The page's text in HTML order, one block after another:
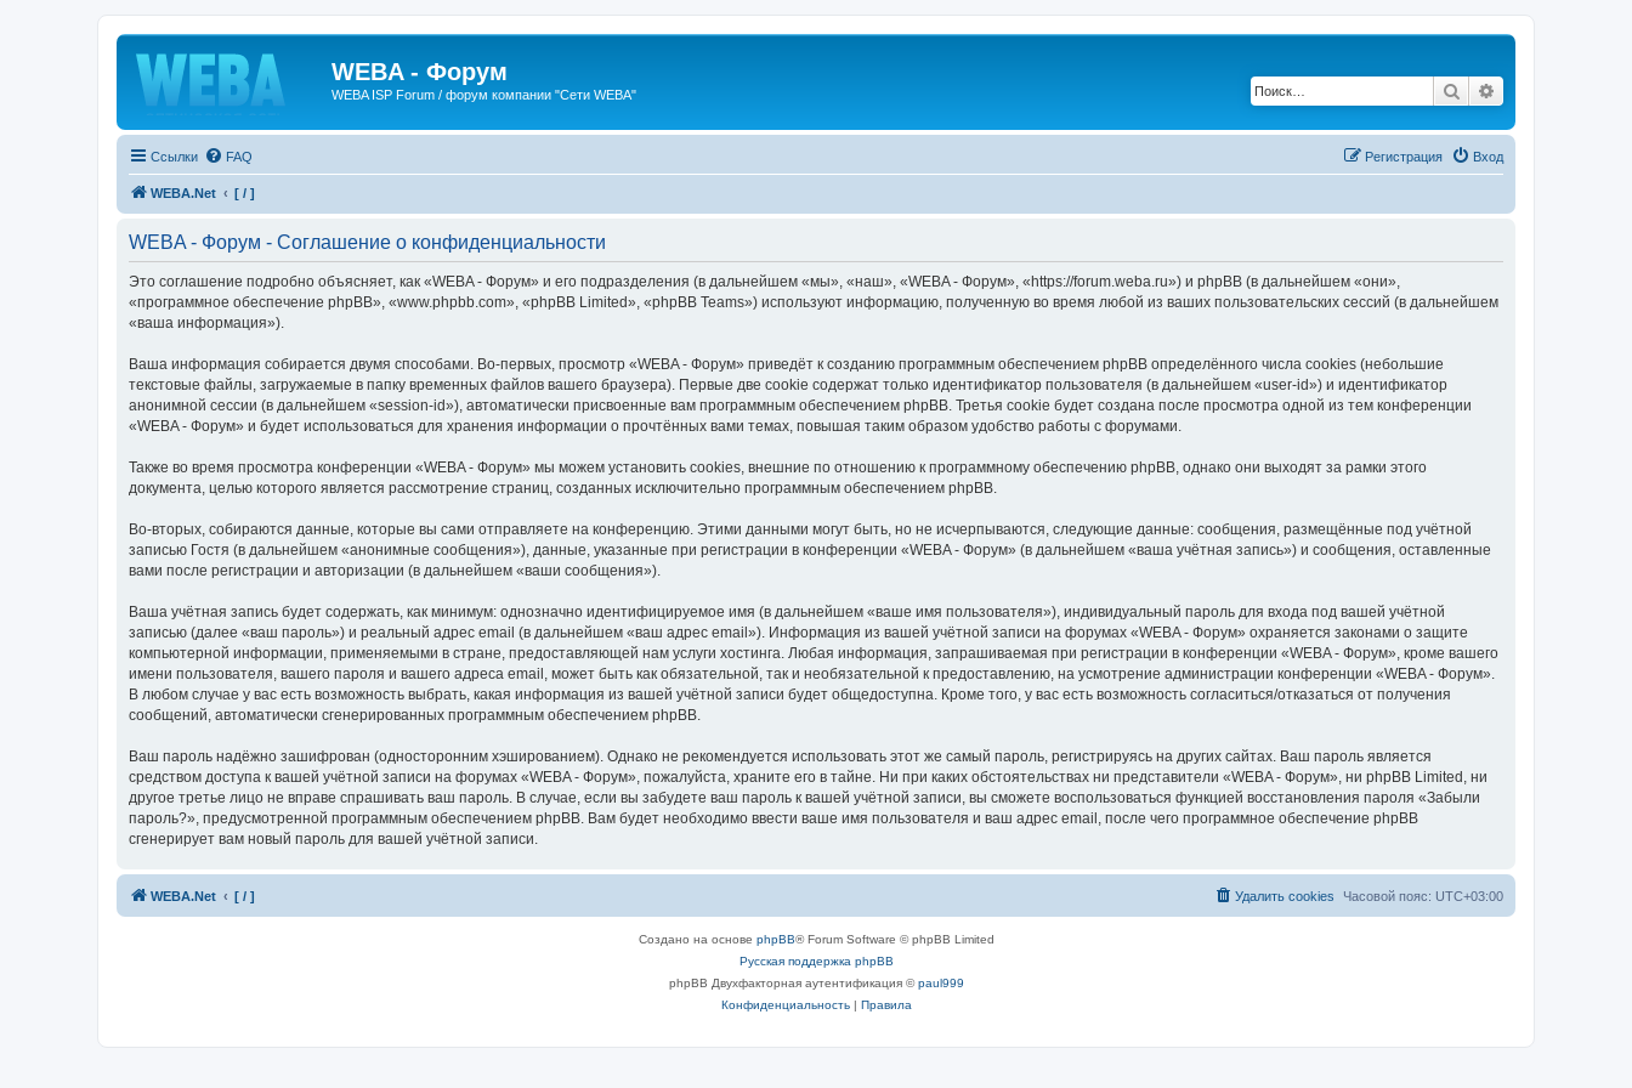
WEBA - Форум
WEBA ISP Forum / форум компании "Сети WEBA" Поиск
Ссылки FAQ Вход
Регистрация
WEBA.Net [ / ]
WEBA - Форум - Соглашение о конфиденциальности
Это соглашение подробно объясняет, как «WEBA - Форум» и его подразделения (в дальнейшем «мы», «наш», «WEBA - Форум», «https://forum.weba.ru») и phpBB (в дальнейшем «они»,
«программное обеспечение phpBB», «www.phpbb.com», «phpBB Limited», «phpBB Teams») используют информацию, полученную во время любой из ваших пользовательских сессий (в дальнейшем
«ваша информация»).
Ваша информация собирается двумя способами. Во-первых, просмотр «WEBA - Форум» приведёт к созданию программным обеспечением phpBB определённого числа cookies (небольшие
текстовые файлы, загружаемые в папку временных файлов вашего браузера). Первые две cookie содержат только идентификатор пользователя (в дальнейшем «user-id») и идентификатор
анонимной сессии (в дальнейшем «session-id»), автоматически присвоенные вам программным обеспечением phpBB. Третья cookie будет создана после просмотра одной из тем конференции
«WEBA - Форум» и будет использоваться для хранения информации о прочтённых вами темах, повышая таким образом удобство работы с форумами.
Также во время просмотра конференции «WEBA - Форум» мы можем установить cookies, внешние по отношению к программному обеспечению phpBB, однако они выходят за рамки этого
документа, целью которого является рассмотрение страниц, созданных исключительно программным обеспечением phpBB.
Во-вторых, собираются данные, которые вы сами отправляете на конференцию. Этими данными могут быть, но не исчерпываются, следующие данные: сообщения, размещённые под учётной
записью Гостя (в дальнейшем «анонимные сообщения»), данные, указанные при регистрации в конференции «WEBA - Форум» (в дальнейшем «ваша учётная запись») и сообщения, оставленные
вами после регистрации и авторизации (в дальнейшем «ваши сообщения»).
Ваша учётная запись будет содержать, как минимум: однозначно идентифицируемое имя (в дальнейшем «ваше имя пользователя»), индивидуальный пароль для входа под вашей учётной
записью (далее «ваш пароль») и реальный адрес email (в дальнейшем «ваш адрес email»). Информация из вашей учётной записи на форумах «WEBA - Форум» охраняется законами о защите
компьютерной информации, применяемыми в стране, предоставляющей нам услуги хостинга. Любая информация, запрашиваемая при регистрации в конференции «WEBA - Форум», кроме вашего
имени пользователя, вашего пароля и вашего адреса email, может быть как обязательной, так и необязательной к предоставлению, на усмотрение администрации конференции «WEBA - Форум».
В любом случае у вас есть возможность выбрать, какая информация из вашей учётной записи будет общедоступна. Кроме того, у вас есть возможность согласиться/отказаться от получения
сообщений, автоматически сгенерированных программным обеспечением phpBB.
Ваш пароль надёжно зашифрован (односторонним хэшированием). Однако не рекомендуется использовать этот же самый пароль, регистрируясь на других сайтах. Ваш пароль является
средством доступа к вашей учётной записи на форумах «WEBA - Форум», пожалуйста, храните его в тайне. Ни при каких обстоятельствах ни представители «WEBA - Форум», ни phpBB Limited, ни
другое третье лицо не вправе спрашивать ваш пароль. В случае, если вы забудете ваш пароль к вашей учётной записи, вы сможете воспользоваться функцией восстановления пароля «Забыли
пароль?», предусмотренной программным обеспечением phpBB. Вам будет необходимо ввести ваше имя пользователя и ваш адрес email, после чего программное обеспечение phpBB
сгенерирует вам новый пароль для вашей учётной записи.
WEBA.Net [ / ] Часовой пояс: UTC+03:00
Удалить cookies
Создано на основе phpBB® Forum Software © phpBB Limited
Русская поддержка phpBB
phpBB Двухфакторная аутентификация ©paul999
Конфиденциальность| Правила